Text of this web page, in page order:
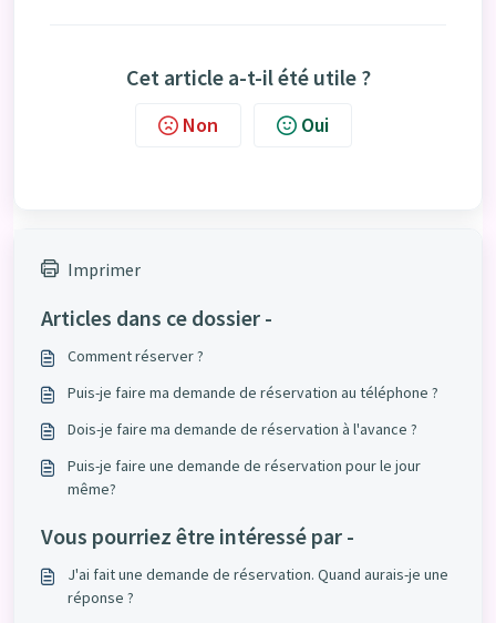
Cet article a-t-il été utile ?
Non Oui
Imprimer
Articles dans ce dossier -
Comment réserver ?
Puis-je faire ma demande de réservation au téléphone ?
Dois-je faire ma demande de réservation à l'avance ?
Puis-je faire une demande de réservation pour le jour
même?
Vous pourriez être intéressé par -
J'ai fait une demande de réservation. Quand aurais-je une
réponse ?